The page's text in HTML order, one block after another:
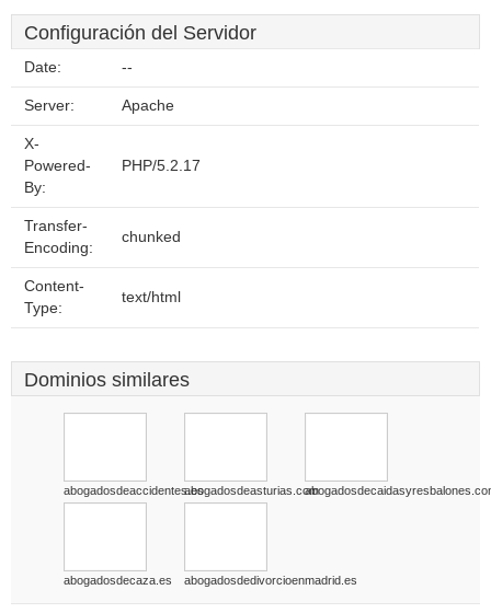
Configuración del Servidor
Date: --
Server: Apache
X-
Powered-
By:
PHP/5.2.17
Transfer-
Encoding:
chunked
Content-
Type:
text/html
Dominios similares
abogadosdeaccidentes.esabogadosdeasturias.com
abogadosdecaza.es abogadosdedivorcioenmadrid.es